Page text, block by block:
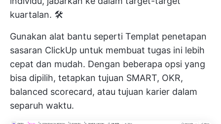
kuartalan. 🛠️
Gunakan alat bantu seperti Templat penetapan
sasaran ClickUp untuk membuat tugas ini lebih
cepat dan mudah. Dengan beberapa opsi yang
bisa dipilih, tetapkan tujuan SMART, OKR,
balanced scorecard, atau tujuan karier dalam
separuh waktu.